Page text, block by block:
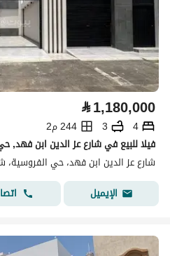
⃁1,180,000
4
3
244 م2
شارع عز الدين ابن فهد، حي
الإيميل